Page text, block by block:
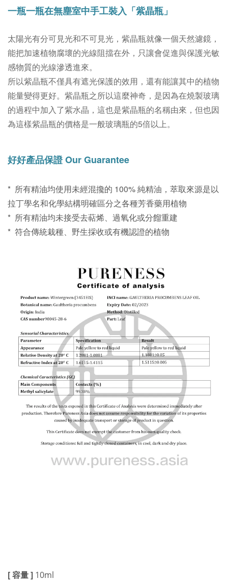
一瓶一瓶在無塵室中手工裝入「紫晶瓶」
太陽光有分可見光和不可見光，紫晶瓶就像一個天然濾鏡，
能把加速植物腐壞的光線阻擋在外，只讓會促進與保護光敏
感物質的光線滲透進來。
所以紫晶瓶不僅具有遮光保護的效用，還有能讓其中的植物
能量變得更好。 紫晶瓶之所以這麼神奇，是因為在燒製玻璃
的過程中加入了紫水晶，這也是紫晶瓶的名稱由來， 但也因
為這樣紫晶瓶的價格是一般玻璃瓶的5倍以上。
好好產品保證 Our Guarantee
* 所有精油均使用未經混攙的 100% 純精油，萃取來源是以
拉丁學名和化學結構明確區分之各種芳香藥用植物
* 所有精油均未接受去萜烯、過氧化或分餾重建
* 符合傳統栽種、野生採收或有機認證的植物
[ 容量 ] 10ml